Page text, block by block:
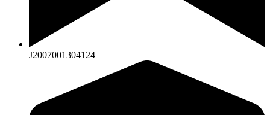
J2007001304124